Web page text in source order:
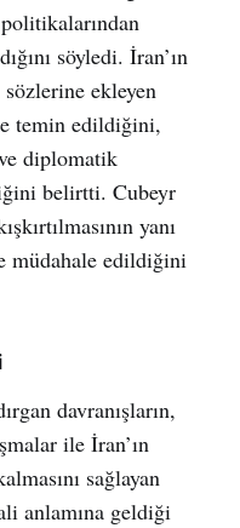
politikalarından
söyledi. İran’ın
ekleyen
temin edildiğini,
diplomatik
belirtti. Cubeyr
yanı
müdahale edildiğini
davranışların,
ile İran’ın
sağlayan
anlamına geldiği